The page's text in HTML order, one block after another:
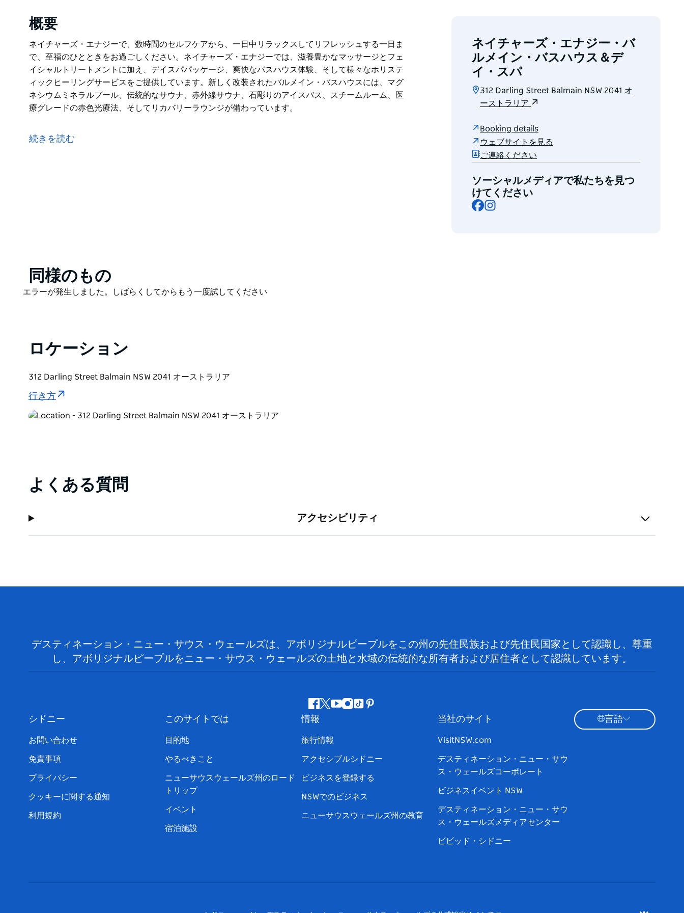
概要
ネイチャーズ・エナジーで、数時間のセルフケアから、一日中リラックスしてリフレッシュする一日ま
で、至福のひとときをお過ごしください。ネイチャーズ・エナジーでは、滋養豊かなマッサージとフェ
イシャルトリートメントに加え、デイスパパッケージ、爽快なバスハウス体験、そして様々なホリステ
ィックヒーリングサービスをご提供しています。新しく改装されたバルメイン・バスハウスには、マグ
ネシウムミネラルプール、伝統的なサウナ、赤外線サウナ、石彫りのアイスバス、スチームルーム、医
療グレードの赤色光療法、そしてリカバリーラウンジが備わっています。
で、至福のひとときをお過ごしください。ネイチャーズ・エナジーでは、滋養豊かなマッサージとフェ
イシャルトリートメントに加え、デイスパパッケージ、爽快なバスハウス体験、そして様々なホリステ
続きを読む
ネイチャーズ・エナジー・バ
ルメイン・バスハウス＆デ
イ・スパ
312 Darling Street Balmain NSW 2041 オ
ーストラリア
Booking details
ウェブサイトを見る
ご連絡ください
ソーシャルメディアで私たちを見つ
けてください
Facebook
Product
List
同様のもの
Product
エラーが発生しました。しばらくしてからもう一度試してください
ロケーション
312 Darling Street Balmain NSW 2041 オーストラリア
行き方
よくある質問
アクセシビリティ
デスティネーション・ニュー・サウス・ウェールズは、アボリジナルピープルをこの州の先住民族および先住民国家として認識し、尊重
し、アボリジナルピープルをニュー・サウス・ウェールズの土地と水域の伝統的な所有者および居住者として認識しています。
フ
ェ
イ
ブ
ッ
ツ
ッ
ー
ユ
ー
ブ
イ
グ
ラ
テ
ト
ッ
ピ
ス
ト
シドニー
お問い合わせ
免責事項
プライバシー
クッキーに関する通知
利用規約
このサイトでは
目的地
やるべきこと
ニューサウスウェールズ州のロード
トリップ
イベント
宿泊施設
情報
旅行情報
アクセシブルシドニー
ビジネスを登録する
NSWでのビジネス
ニューサウスウェールズ州の教育
当社のサイト
VisitNSW.com
デスティネーション・ニュー・サウ
ス・ウェールズコーポレート
ビジネスイベント NSW
デスティネーション・ニュー・サウ
ス・ウェールズメディアセンター
ビビッド・シドニー
言語